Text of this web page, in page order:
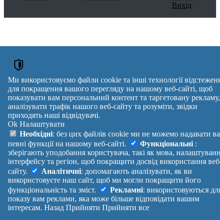
Вихід
Ми використовуємо файли cookie та інші технології
для покращення вашого перегляду на нашому веб-сайті, щоб
показувати вам персональний контент та таргетовану рекламу,
аналізувати трафік нашого веб-сайту та розуміти, звідки
приходять наші відвідувачі.
Ok Налаштувати
Необхідні: без цих файлів cookie ми не можемо надавати
певні функції на нашому веб-сайті.
Функціональні :
зберігають уподобання користувача, такі як мова,
інтерфейсу та регіон, щоб покращити досвід використання
сайту.
Аналітичні: допомагають аналізувати, як ви
використовуєте наш сайт, щоб ми могли покращити його
функціональність та зміст.
Рекламні: використовуються
показу вам реклами, яка може більше відповідати вашим
інтересам. Назад Прийняти Прийняти все